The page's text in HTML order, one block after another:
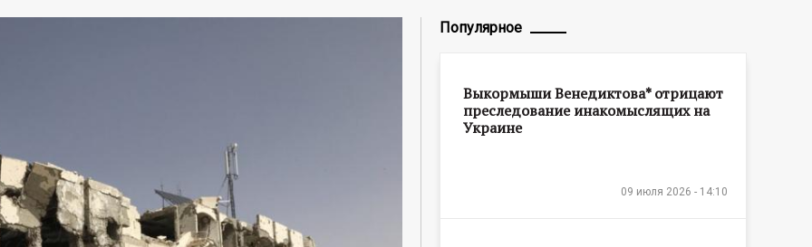
Популярное
Выкормыши Венедиктова* отрицают
преследование инакомыслящих на
Украине
09 июля 2026 - 14:10